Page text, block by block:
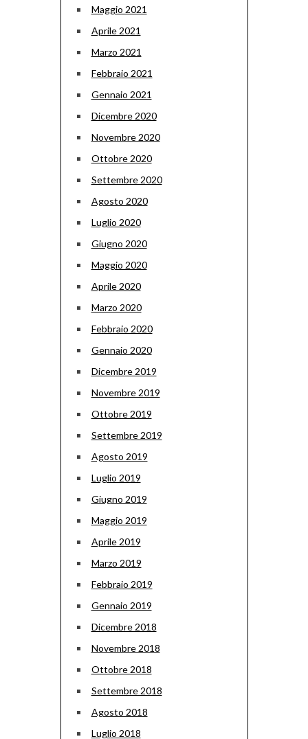
Maggio 2021
Aprile 2021
Marzo 2021
Febbraio 2021
Gennaio 2021
Dicembre 2020
Novembre 2020
Ottobre 2020
Settembre 2020
Agosto 2020
Luglio 2020
Giugno 2020
Maggio 2020
Aprile 2020
Marzo 2020
Febbraio 2020
Gennaio 2020
Dicembre 2019
Novembre 2019
Ottobre 2019
Settembre 2019
Agosto 2019
Luglio 2019
Giugno 2019
Maggio 2019
Aprile 2019
Marzo 2019
Febbraio 2019
Gennaio 2019
Dicembre 2018
Novembre 2018
Ottobre 2018
Settembre 2018
Agosto 2018
Luglio 2018